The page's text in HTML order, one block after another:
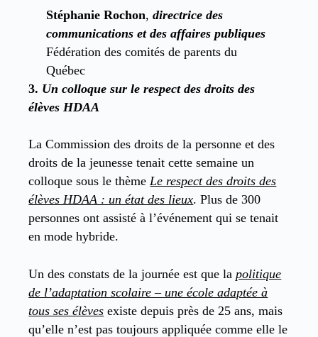
Stéphanie Rochon, directrice des
communications et des affaires publiques
Fédération des comités de parents du
Québec
3. Un colloque sur le respect des droits des
élèves HDAA
La Commission des droits de la personne et des
droits de la jeunesse tenait cette semaine un
colloque sous le thèmeLe respect des droits des
élèves HDAA : un état des lieux. Plus de 300
personnes ont assisté à l’événement qui se tenait
en mode hybride.
Un des constats de la journée est que la politique
de l’adaptation scolaire – une école adaptée à
tous ses élèves existe depuis près de 25 ans, mais
qu’elle n’est pas toujours appliquée comme elle le